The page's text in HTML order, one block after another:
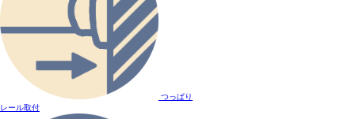
つっぱり
レール取付